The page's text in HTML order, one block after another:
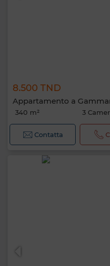
8.500 TND
Appartamento a
340 m² 3
Contatta